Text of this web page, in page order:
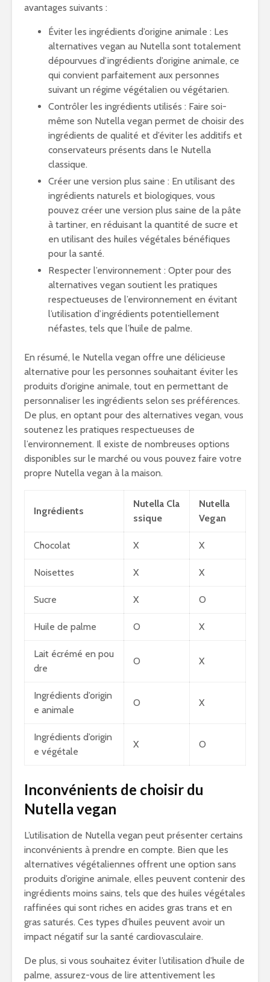
avantages suivants :
Éviter les ingrédients d’origine animale : Les
alternatives vegan au Nutella sont totalement
dépourvues d’ingrédients d’origine animale, ce
qui convient parfaitement aux personnes
suivant un régime végétalien ou végétarien.
Contrôler les ingrédients utilisés : Faire soi-
même son Nutella vegan permet de choisir des
ingrédients de qualité et d’éviter les additifs et
conservateurs présents dans le Nutella
classique.
Créer une version plus saine : En utilisant des
ingrédients naturels et biologiques, vous
pouvez créer une version plus saine de la pâte
à tartiner, en réduisant la quantité de sucre et
en utilisant des huiles végétales bénéfiques
pour la santé.
Respecter l’environnement : Opter pour des
alternatives vegan soutient les pratiques
respectueuses de l’environnement en évitant
l’utilisation d’ingrédients potentiellement
néfastes, tels que l’huile de palme.
En résumé, le Nutella vegan offre une délicieuse
alternative pour les personnes souhaitant éviter les
produits d’origine animale, tout en permettant de
personnaliser les ingrédients selon ses préférences.
De plus, en optant pour des alternatives vegan, vous
soutenez les pratiques respectueuses de
l’environnement. Il existe de nombreuses options
disponibles sur le marché ou vous pouvez faire votre
propre Nutella vegan à la maison.
Ingrédients
Nutella Cla
ssique
Nutella
Vegan
Chocolat X X
Noisettes X X
Sucre X O
Huile de palme O X
Lait écrémé en pou
dre
O X
Ingrédients d’origin
e animale
O X
Ingrédients d’origin
e végétale
X O
Inconvénients de choisir du
Nutella vegan
L’utilisation de Nutella vegan peut présenter certains
inconvénients à prendre en compte. Bien que les
alternatives végétaliennes offrent une option sans
produits d’origine animale, elles peuvent contenir des
ingrédients moins sains, tels que des huiles végétales
raffinées qui sont riches en acides gras trans et en
gras saturés. Ces types d’huiles peuvent avoir un
impact négatif sur la santé cardiovasculaire.
De plus, si vous souhaitez éviter l’utilisation d’huile de
palme, assurez-vous de lire attentivement les